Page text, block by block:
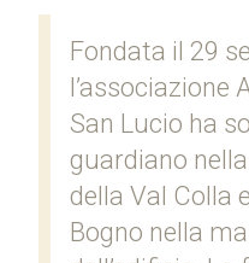
Fondata il 29
l’associazione
San Lucio ha
guardiano
della Val Colla
Bogno nella